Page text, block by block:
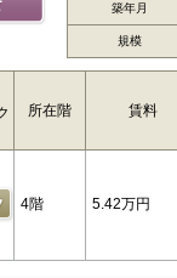
築年月
規模
所在階 賃料
4階 5.42万円